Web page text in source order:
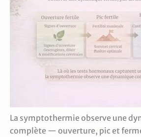
La symptothermie observe une
complète — ouverture, pic et